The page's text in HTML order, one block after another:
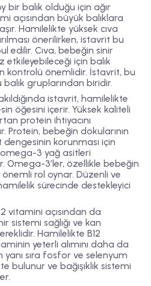
bir balık olduğu için ağır
açısından büyük balıklara
Hamilelikte yüksek cıva
önerilirken, istavrit bu
edilir. Cıva, bebeğin sinir
etkileyebileceği için balık
kontrolü önemlidir. İstavrit, bu
gruplarından biridir.
istavrit, hamilelikte
öğesini içerir. Yüksek kaliteli
protein ihtiyacını
Protein, bebeğin dokularının
korunması için
3 yağ asitleri
Omega-3’ler, özellikle bebeğin
rol oynar. Düzenli ve
sürecinde destekleyici
vitamini açısından da
sistemi sağlığı ve kan
Hamilelikte B12
yeterli alımını daha da
sıra fosfor ve selenyum
bulunur ve bağışıklık sistemi